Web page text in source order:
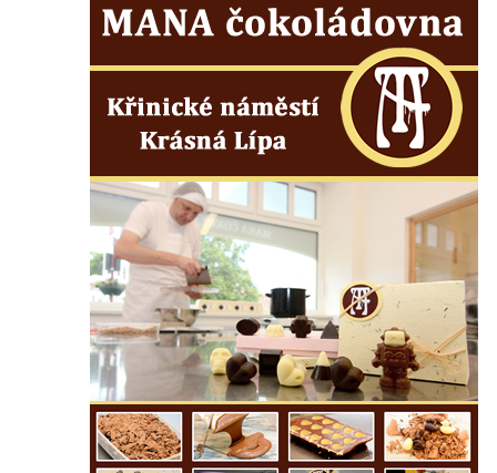
Českých Budějovicích
Pamětní deska Tomáše Garrigue Masaryka
na radnici v Českých Budějovicích
Pamětní deska na biskupské rezidenci v
Českých Budějovicích
Pamětní deska Josefa Hloucha na
biskupské rezidenci v Českých
Budějovicích
Socha žáby u rybníčku na Náměstí v
Kamenném Újezdě
Pamětní kámen družebních obcí Kamenný
Újezd a Krauchthal v parku na Náměstí v
Kamenném Újezdě